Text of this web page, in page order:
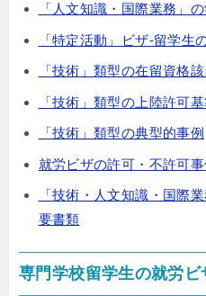
「人文知識・国際業務」
「特定活動」ビザ-留学生
「技術」類型の在留資格
「技術」類型の上陸許可
「技術」類型の典型的事例
就労ビザの許可・不許可事
「技術・人文知識・国際
要書類
専門学校留学生の就労ビ